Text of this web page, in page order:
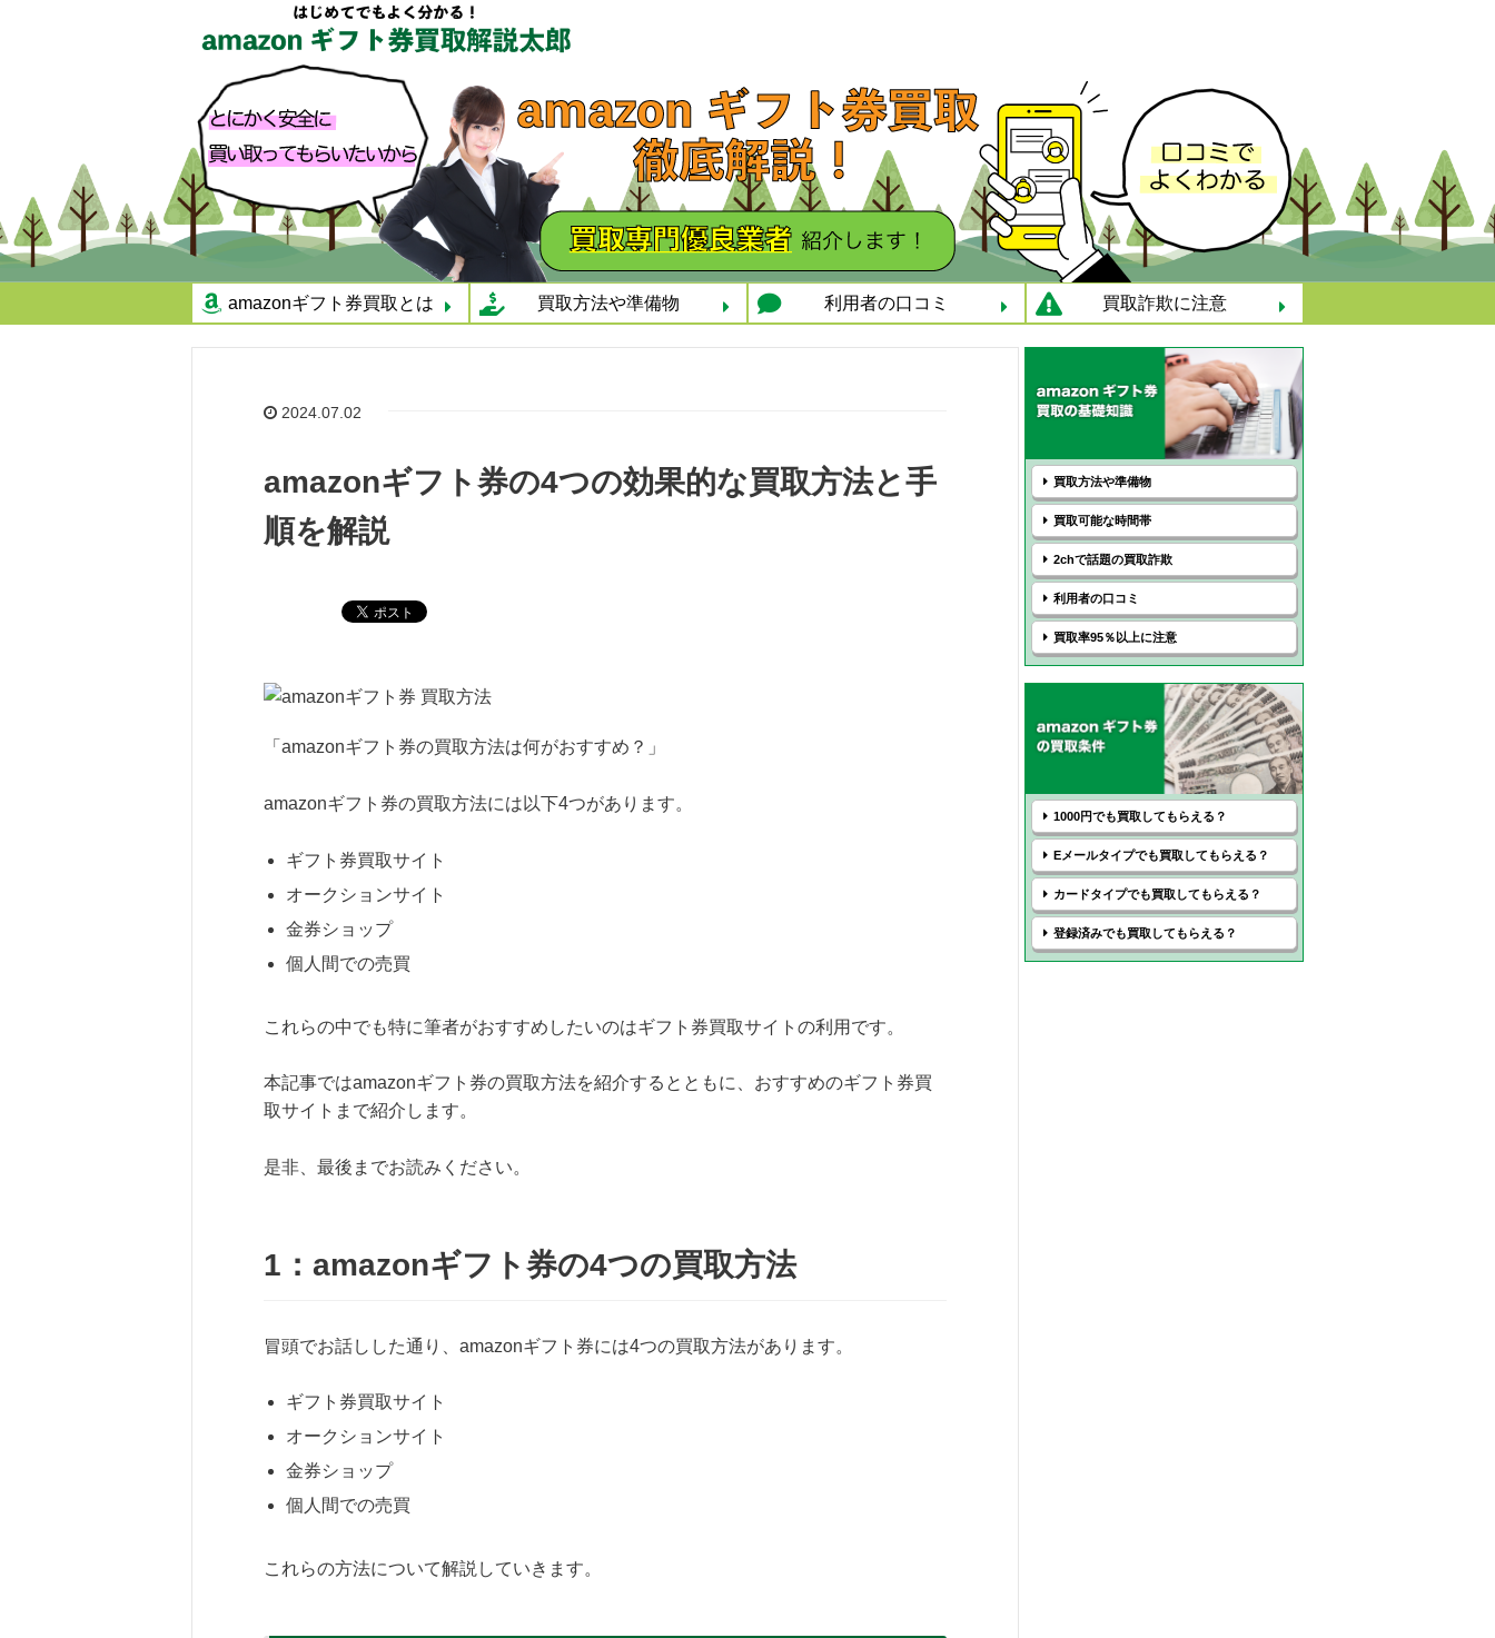
amazonギフト券買取とは 買取方法や準備物 利用者の口コミ 買取詐欺に注意
2024.07.02
amazonギフト券の4つの効果的な買取方法と手
順を解説
「amazonギフト券の買取方法は何がおすすめ？」
amazonギフト券の買取方法には以下4つがあります。
ギフト券買取サイト
オークションサイト
金券ショップ
個人間での売買
これらの中でも特に筆者がおすすめしたいのはギフト券買取サイトの利用です。
本記事ではamazonギフト券の買取方法を紹介するとともに、おすすめのギフト券買
取サイトまで紹介します。
是非、最後までお読みください。
1：amazonギフト券の4つの買取方法
冒頭でお話しした通り、amazonギフト券には4つの買取方法があります。
ギフト券買取サイト
オークションサイト
金券ショップ
個人間での売買
これらの方法について解説していきます。
買取方法や準備物
買取可能な時間帯
2chで話題の買取詐欺
利用者の口コミ
買取率95％以上に注意
1000円でも買取してもらえる？
Eメールタイプでも買取してもらえる？
カードタイプでも買取してもらえる？
登録済みでも買取してもらえる？